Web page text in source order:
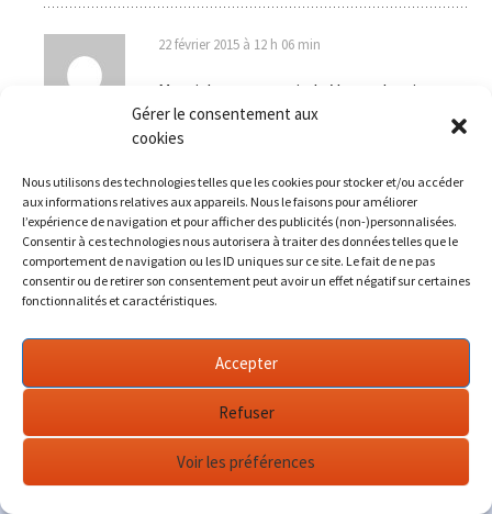
Gérer le consentement aux
cookies
Nous utilisons des technologies telles que les cookies pour stocker et/ou accéder
aux informations relatives aux appareils. Nous le faisons pour améliorer
l’expérience de navigation et pour afficher des publicités (non-)personnalisées.
Consentir à ces technologies nous autorisera à traiter des données telles que le
comportement de navigation ou les ID uniques sur ce site. Le fait de ne pas
consentir ou de retirer son consentement peut avoir un effet négatif sur certaines
fonctionnalités et caractéristiques.
Accepter
Refuser
Voir les préférences
22 février 2015 à 12 h 06 min
Merci de ce souvenir, la Vespa devait pas
être si courante en dehors des villes je
pense. Cette Vespa 400 devait donc être
Répondre
Laisser un commentaire
Votre adresse e-mail ne sera pas publiée.
obligatoires sont indiqués avec*
Commentaire*